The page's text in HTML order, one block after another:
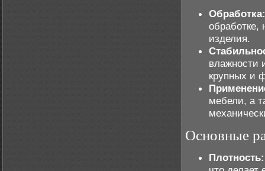
Обработка:
обработке,
изделия.
влажности
крупных и
мебели, а
Основные
Плотность: